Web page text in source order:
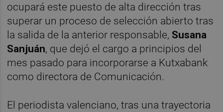
ocupará este puesto de alta dirección tras
superar un proceso de selección abierto tras
la salida de la anterior responsable, Susana
Sanjuán, que dejó el cargo a principios del
mes pasado para incorporarse a Kutxabank
como directora de Comunicación.
El periodista valenciano, tras una trayectoria